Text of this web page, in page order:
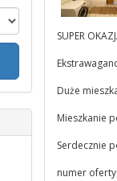
SUPER
Duże
Mieszkanie
Serdecznie
numer